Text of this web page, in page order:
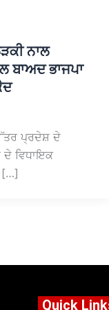
ਨਾਲ
ਬਾਅਦ ਭਾਜਪਾ
ਪ੍ਰਦੇਸ਼ ਦੇ
ਦੇ ਵਿਧਾਇਕ
[…]
Quick